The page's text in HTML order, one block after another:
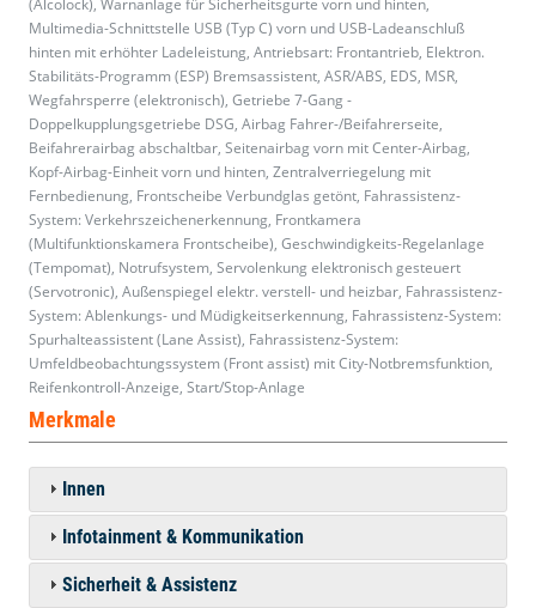
(Alcolock), Warnanlage für Sicherheitsgurte vorn und hinten,
Multimedia-Schnittstelle USB (Typ C) vorn und USB-Ladeanschluß
hinten mit erhöhter Ladeleistung, Antriebsart: Frontantrieb, Elektron.
Stabilitäts-Programm (ESP) Bremsassistent, ASR/ABS, EDS, MSR,
Wegfahrsperre (elektronisch), Getriebe 7-Gang -
Doppelkupplungsgetriebe DSG, Airbag Fahrer-/Beifahrerseite,
Beifahrerairbag abschaltbar, Seitenairbag vorn mit Center-Airbag,
Kopf-Airbag-Einheit vorn und hinten, Zentralverriegelung mit
Fernbedienung, Frontscheibe Verbundglas getönt, Fahrassistenz-
System: Verkehrszeichenerkennung, Frontkamera
(Multifunktionskamera Frontscheibe), Geschwindigkeits-Regelanlage
(Tempomat), Notrufsystem, Servolenkung elektronisch gesteuert
(Servotronic), Außenspiegel elektr. verstell- und heizbar, Fahrassistenz-
System: Ablenkungs- und Müdigkeitserkennung, Fahrassistenz-System:
Spurhalteassistent (Lane Assist), Fahrassistenz-System:
Umfeldbeobachtungssystem (Front assist) mit City-Notbremsfunktion,
Reifenkontroll-Anzeige, Start/Stop-Anlage
Merkmale
Innen
Infotainment & Kommunikation
Sicherheit & Assistenz